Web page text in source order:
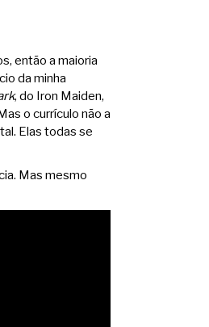
então a maioria
da minha
, do Iron Maiden,
o currículo não a
Elas todas se
Mas mesmo